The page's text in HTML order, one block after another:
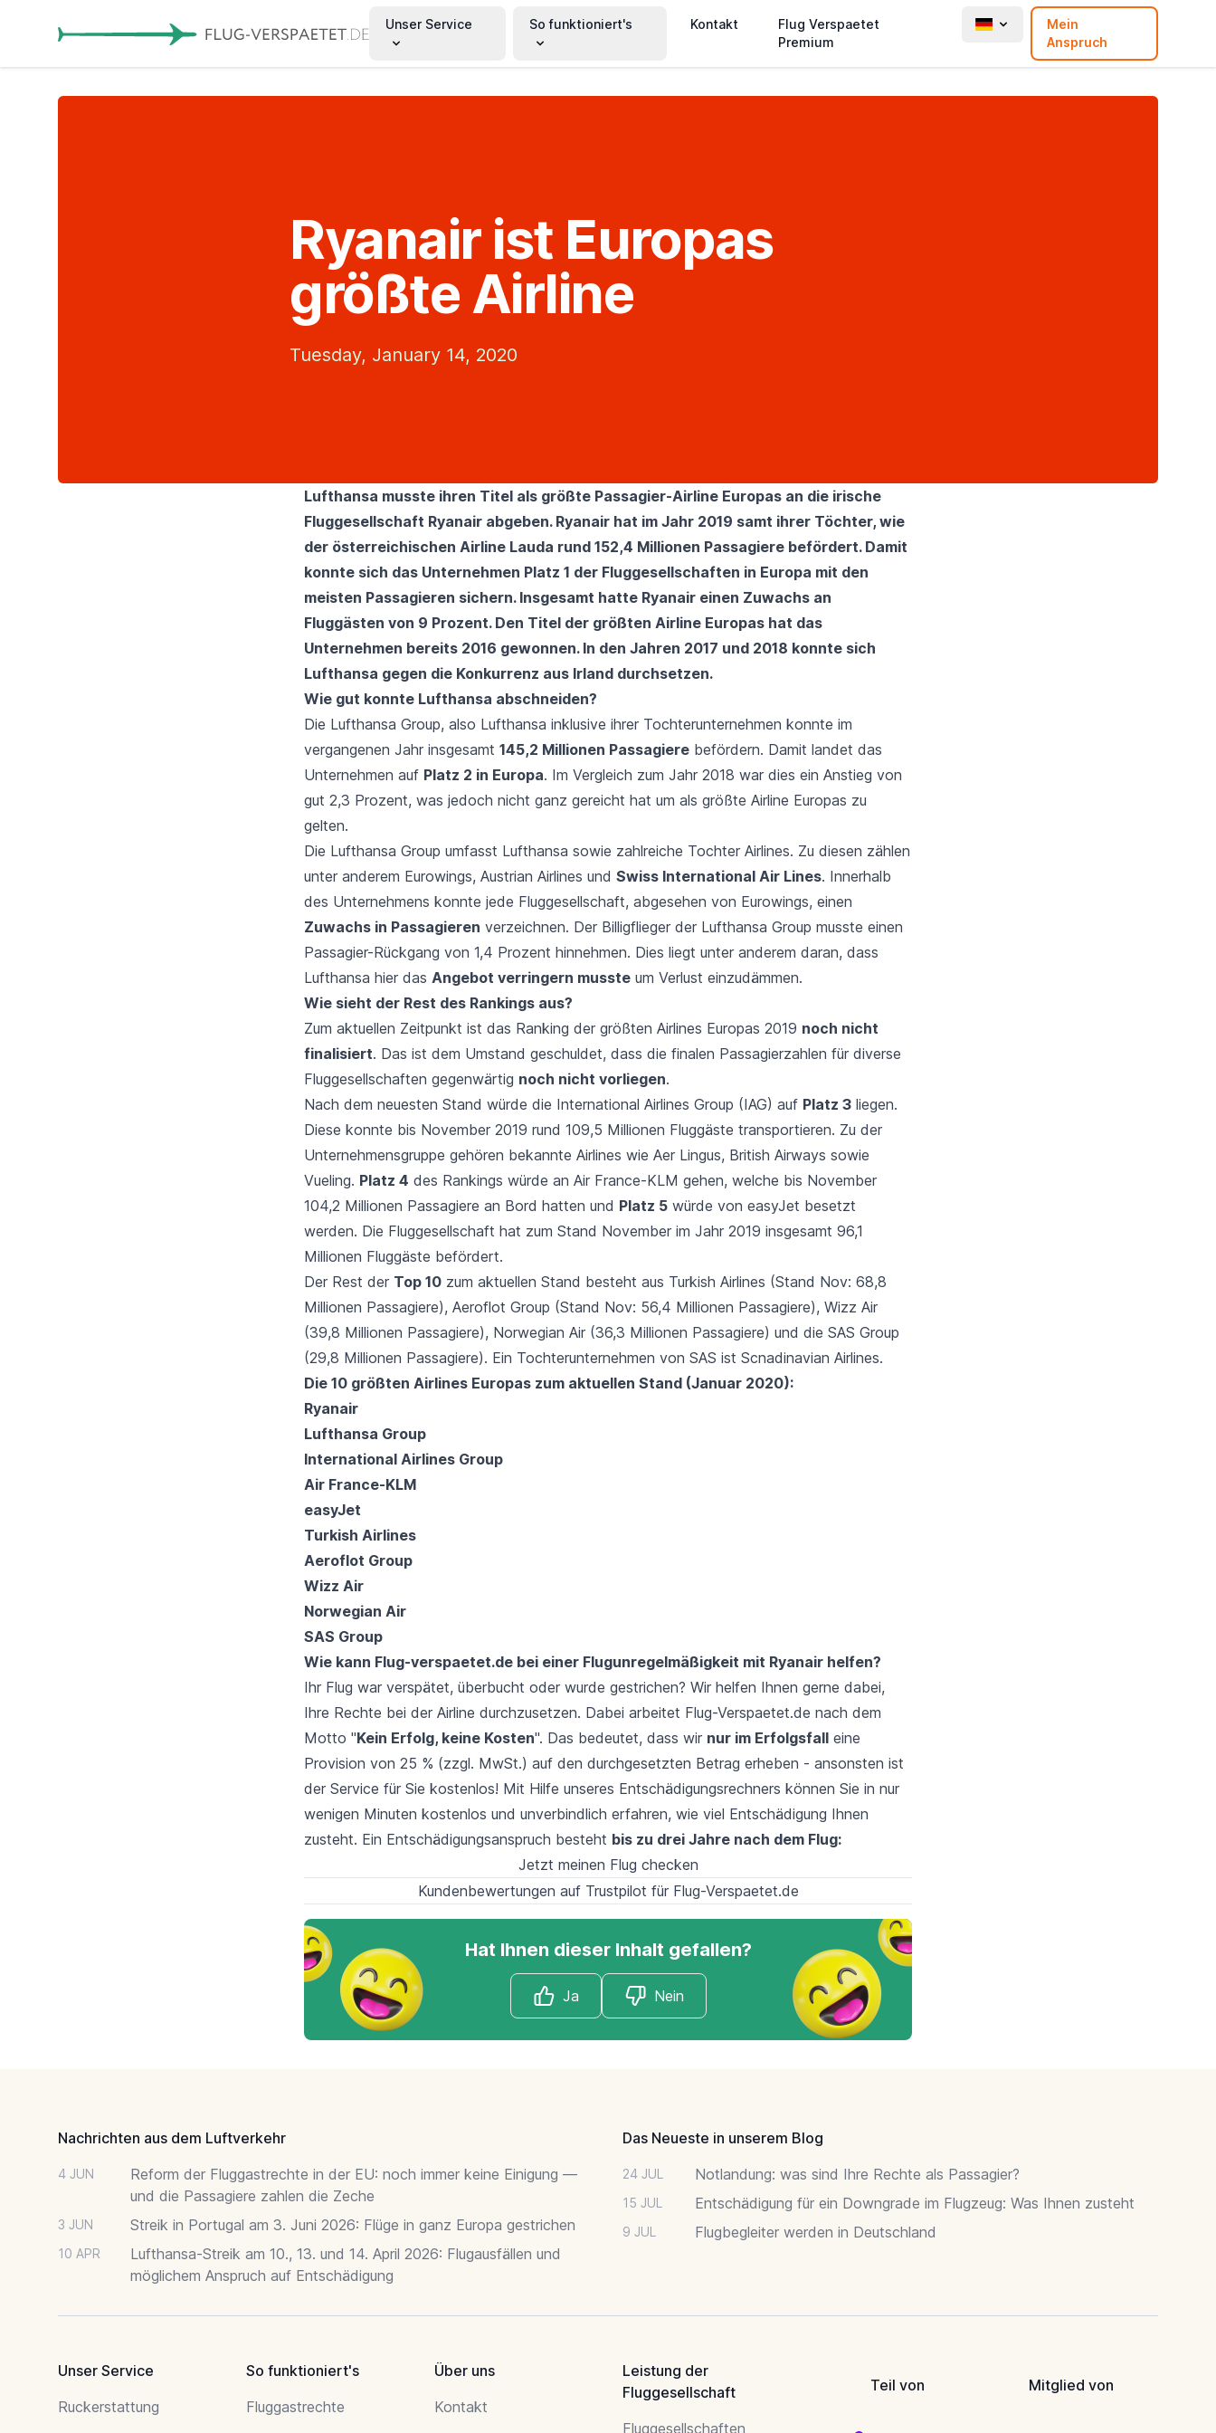
Unser Service So funktioniert's Kontakt
Flug Verspaetet
Premium
Mein
Anspruch
Ryanair ist Europas
größte Airline
Tuesday, January 14, 2020
Lufthansa musste ihren Titel als größte Passagier-Airline Europas an die irische
Fluggesellschaft Ryanair abgeben. Ryanair hat im Jahr 2019 samt ihrer Töchter, wie
der österreichischen Airline Lauda rund 152,4 Millionen Passagiere befördert. Damit
konnte sich das Unternehmen Platz 1 der Fluggesellschaften in Europa mit den
meisten Passagieren sichern. Insgesamt hatte Ryanair einen Zuwachs an
Fluggästen von 9 Prozent. Den Titel der größten Airline Europas hat das
Unternehmen bereits 2016 gewonnen. In den Jahren 2017 und 2018 konnte sich
Lufthansa gegen die Konkurrenz aus Irland durchsetzen.
Wie gut konnte Lufthansa abschneiden?
Die Lufthansa Group, also Lufthansa inklusive ihrer Tochterunternehmen konnte im
vergangenen Jahr insgesamt 145,2 Millionen Passagiere befördern. Damit landet das
Unternehmen auf Platz 2 in Europa. Im Vergleich zum Jahr 2018 war dies ein Anstieg von
gut 2,3 Prozent, was jedoch nicht ganz gereicht hat um als größte Airline Europas zu
gelten.
Die Lufthansa Group umfasst Lufthansa sowie zahlreiche Tochter Airlines. Zu diesen zählen
unter anderem Eurowings, Austrian Airlines und Swiss International Air Lines. Innerhalb
des Unternehmens konnte jede Fluggesellschaft, abgesehen von Eurowings, einen
Zuwachs in Passagieren verzeichnen. Der Billigflieger der Lufthansa Group musste einen
Passagier-Rückgang von 1,4 Prozent hinnehmen. Dies liegt unter anderem daran, dass
Lufthansa hier das Angebot verringern musste um Verlust einzudämmen.
Wie sieht der Rest des Rankings aus?
Zum aktuellen Zeitpunkt ist das Ranking der größten Airlines Europas 2019 noch nicht
finalisiert. Das ist dem Umstand geschuldet, dass die finalen Passagierzahlen für diverse
Fluggesellschaften gegenwärtig noch nicht vorliegen.
Nach dem neuesten Stand würde die International Airlines Group (IAG) auf Platz 3 liegen.
Diese konnte bis November 2019 rund 109,5 Millionen Fluggäste transportieren. Zu der
Unternehmensgruppe gehören bekannte Airlines wie Aer Lingus, British Airways sowie
Vueling. Platz 4 des Rankings würde an Air France-KLM gehen, welche bis November
104,2 Millionen Passagiere an Bord hatten und Platz 5 würde von easyJet besetzt
werden. Die Fluggesellschaft hat zum Stand November im Jahr 2019 insgesamt 96,1
Millionen Fluggäste befördert.
Der Rest der Top 10 zum aktuellen Stand besteht aus Turkish Airlines (Stand Nov: 68,8
Millionen Passagiere), Aeroflot Group (Stand Nov: 56,4 Millionen Passagiere), Wizz Air
(39,8 Millionen Passagiere), Norwegian Air (36,3 Millionen Passagiere) und die SAS Group
(29,8 Millionen Passagiere). Ein Tochterunternehmen von SAS ist Scnadinavian Airlines.
Die 10 größten Airlines Europas zum aktuellen Stand (Januar 2020):
Ryanair
Lufthansa Group
International Airlines Group
Air France-KLM
easyJet
Turkish Airlines
Aeroflot Group
Wizz Air
Norwegian Air
SAS Group
Wie kann Flug-verspaetet.de bei einer Flugunregelmäßigkeit mit Ryanair helfen?
Ihr Flug war verspätet, überbucht oder wurde gestrichen? Wir helfen Ihnen gerne dabei,
Ihre Rechte bei der Airline durchzusetzen. Dabei arbeitet Flug-Verspaetet.de nach dem
Motto "Kein Erfolg, keine Kosten". Das bedeutet, dass wir nur im Erfolgsfall eine
Provision von 25 % (zzgl. MwSt.) auf den durchgesetzten Betrag erheben - ansonsten ist
der Service für Sie kostenlos! Mit Hilfe unseres Entschädigungsrechners können Sie in nur
wenigen Minuten kostenlos und unverbindlich erfahren, wie viel Entschädigung Ihnen
zusteht. Ein Entschädigungsanspruch besteht bis zu drei Jahre nach dem Flug:
Jetzt meinen Flug checken
Kundenbewertungen auf Trustpilot für Flug-Verspaetet.de
Hat Ihnen dieser Inhalt gefallen?
Ja Nein
Nachrichten aus dem Luftverkehr
4 JUN
Reform der Fluggastrechte in der EU: noch immer keine Einigung —
und die Passagiere zahlen die Zeche
3 JUN Streik in Portugal am 3. Juni 2026: Flüge in ganz Europa gestrichen
10 APR
Lufthansa-Streik am 10., 13. und 14. April 2026: Flugausfällen und
möglichem Anspruch auf Entschädigung
Das Neueste in unserem Blog
24 JUL Notlandung: was sind Ihre Rechte als Passagier?
15 JUL Entschädigung für ein Downgrade im Flugzeug: Was Ihnen zusteht
9 JUL Flugbegleiter werden in Deutschland
Unser Service
Ruckerstattung
So funktioniert's
Fluggastrechte
Über uns
Kontakt
Leistung der
Fluggesellschaft
Fluggesellschaften
Teil von Mitglied von